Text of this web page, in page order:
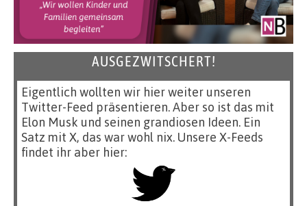
AUSGEZWITSCHERT!
Eigentlich wollten wir hier weiter unseren
Twitter-Feed präsentieren. Aber so ist das mit
Elon Musk und seinen grandiosen Ideen. Ein
Satz mit X, das war wohl nix. Unsere X-Feeds
findet ihr aber hier: